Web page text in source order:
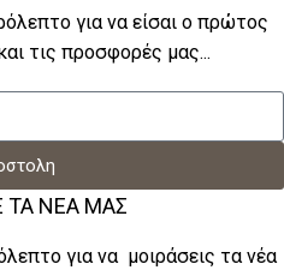
για να είσαι ο πρώτος
τις προσφορές μας...
ΤΑ ΝΕΑ ΜΑΣ
για να μοιράσεις τα νέα